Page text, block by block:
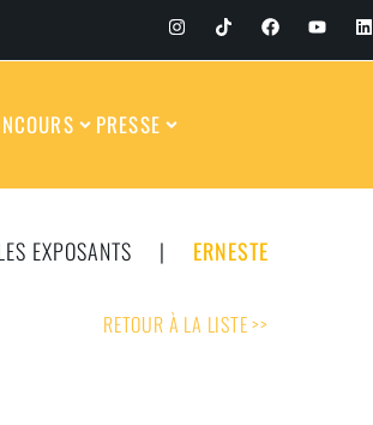
PRESSE
EXPOSANTS | ERNESTE
RETOUR À LA LISTE >>